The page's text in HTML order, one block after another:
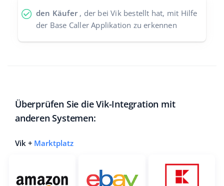
den Käufer , der bei Vik bestellt hat, mit Hilfe
der Base Caller Applikation zu erkennen
Überprüfen Sie die Vik-Integration mit
anderen Systemen:
Vik + Marktplatz